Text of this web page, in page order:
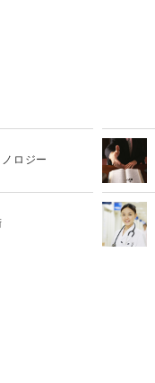
ロジー